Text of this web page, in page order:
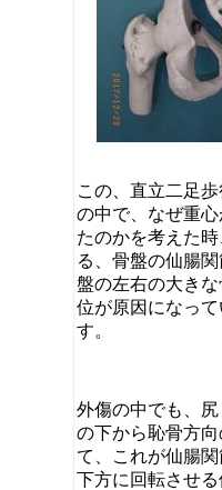
この、直立二足
の中で、なぜ重
たのかを考えた
る、骨盤の仙腸
盤の左右の大き
位が原因になっ
す。
外傷の中でも、
の下から恥骨方
て、これが仙腸
下方に回転させ